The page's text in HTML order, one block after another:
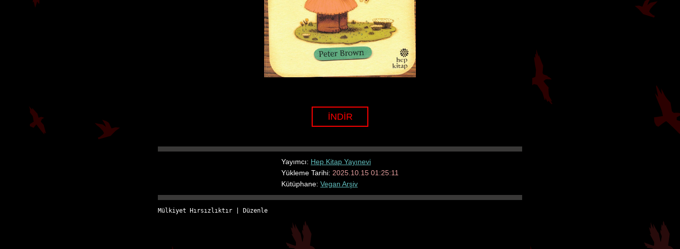
İNDİR
Yayımcı: Hep Kitap Yayınevi
Yükleme Tarihi: 2025.10.15 01:25:11
Kütüphane: Vegan Arşiv
Mülkiyet Hırsızlıktır Düzenle